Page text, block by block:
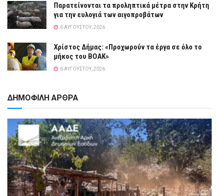
Παρατείνονται τα προληπτικά μέτρα στην Κρήτη
για την ευλογιά των αιγοπροβάτων
6 ΑΥΓΟΎΣΤΟΥ, 2026
Χρίστος Δήμας: «Προχωρούν τα έργα σε όλο το
μήκος του ΒΟΑΚ»
6 ΑΥΓΟΎΣΤΟΥ, 2026
ΔΗΜΟΦΙΛΗ ΑΡΘΡΑ